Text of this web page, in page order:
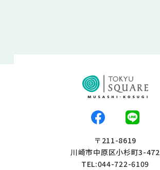
〒211-8619
川崎市中原区小杉町3-472
TEL:044-722-6109